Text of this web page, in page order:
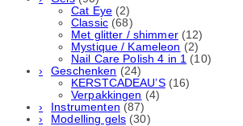
Cat Eye (2)
Classic (68)
Met glitter / shimmer (12)
Mystique / Kameleon (2)
Nail Care Polish 4 in 1 (10)
Geschenken (24)
KERSTCADEAU’S (16)
Verpakkingen (4)
Instrumenten (87)
Modelling gels (30)